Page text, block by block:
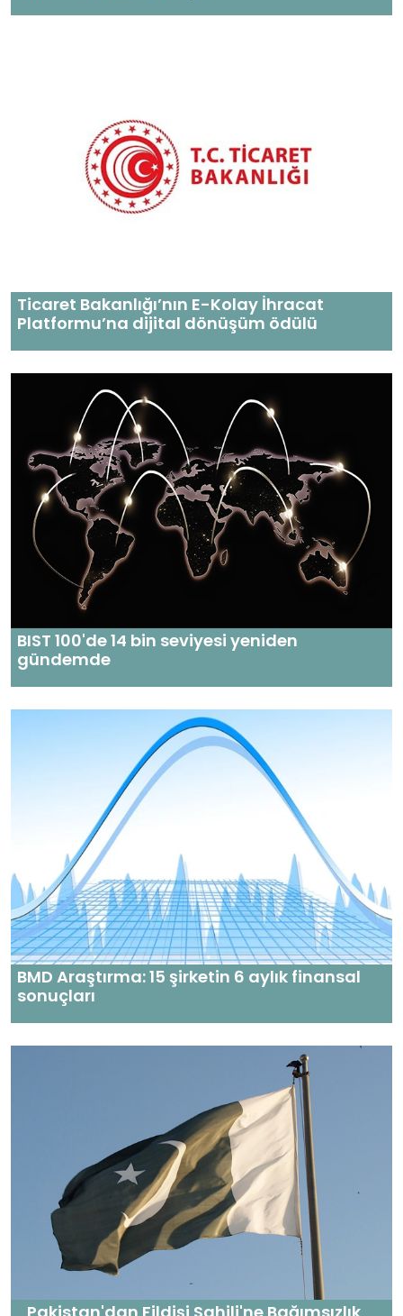
Ticaret Bakanlığı’nın E-Kolay İhracat
Platformu’na dijital dönüşüm ödülü
BIST 100'de 14 bin seviyesi yeniden
gündemde
BMD Araştırma: 15 şirketin 6 aylık finansal
sonuçları